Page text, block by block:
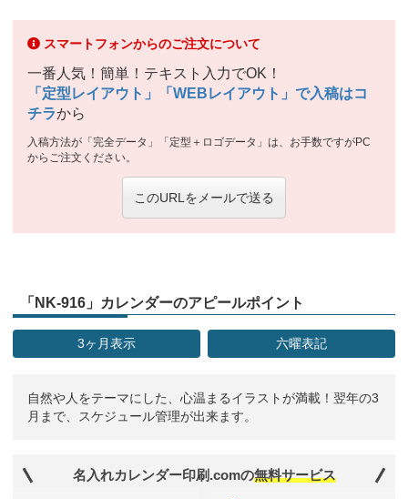
スマートフォンからのご注文について
一番人気！簡単！テキスト入力でOK！
「定型レイアウト」「WEBレイアウト」で入稿はコ
チラから
入稿方法が「完全データ」「定型＋ロゴデータ」は、お手数ですがPC
からご注文ください。
このURLをメールで送る
「NK-916」カレンダーのアピールポイント
3ヶ月表示 六曜表記
自然や人をテーマにした、心温まるイラストが満載！翌年の3
月まで、スケジュール管理が出来ます。
名入れカレンダー印刷.comの無料サービス